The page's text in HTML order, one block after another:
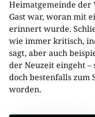
Heimatgemeinde der
Gast war, woran mit
erinnert wurde.
wie immer kritisch,
sagt, aber auch
der Neuzeit eingeht
doch bestenfalls zum
worden.